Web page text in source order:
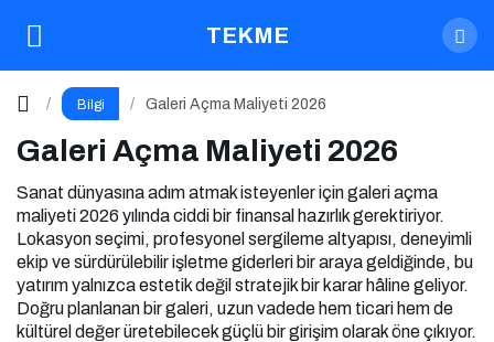
TEKME
Bilgi Galeri Açma Maliyeti 2026
Galeri Açma Maliyeti 2026
Sanat dünyasına adım atmak isteyenler için galeri açma
maliyeti 2026 yılında ciddi bir finansal hazırlık gerektiriyor.
Lokasyon seçimi, profesyonel sergileme altyapısı, deneyimli
ekip ve sürdürülebilir işletme giderleri bir araya geldiğinde, bu
yatırım yalnızca estetik değil stratejik bir karar hâline geliyor.
Doğru planlanan bir galeri, uzun vadede hem ticari hem de
kültürel değer üretebilecek güçlü bir girişim olarak öne çıkıyor.
Galeri Açma Maliyeti 2026